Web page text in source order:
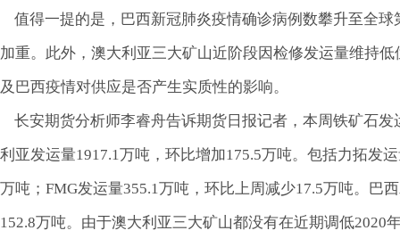
值得一提的是，巴西新冠肺炎疫情确诊病例数攀升至全
加重。此外，澳大利亚三大矿山近阶段因检修发运量维持
及巴西疫情对供应是否产生实质性的影响。
长安期货分析师李睿舟告诉期货日报记者，本周铁矿石
利亚发运量1917.1万吨，环比增加175.5万吨。包括力拓发
万吨；FMG发运量355.1万吨，环比上周减少17.5万吨。巴
152.8万吨。由于澳大利亚三大矿山都没有在近期调低